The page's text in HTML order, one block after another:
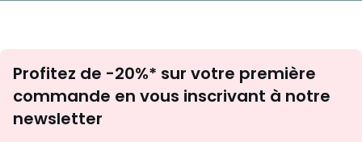
newsletter
Profitez de -20%* sur votre première
commande en vous inscrivant à notre
newsletter